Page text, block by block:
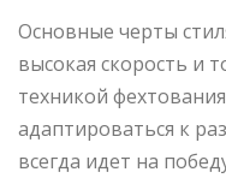
Основные черты
высокая скорость и
техникой
адаптироваться к
всегда идет на